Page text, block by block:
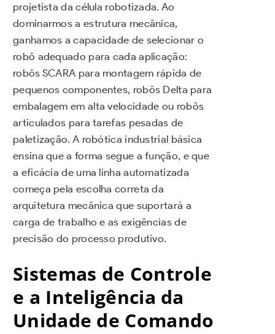
projetista da célula robotizada. Ao
dominarmos a estrutura mecânica,
ganhamos a capacidade de selecionar o
robô adequado para cada aplicação:
robôs SCARA para montagem rápida de
pequenos componentes, robôs Delta para
embalagem em alta velocidade ou robôs
articulados para tarefas pesadas de
paletização. A robótica industrial básica
ensina que a forma segue a função, e que
a eficácia de uma linha automatizada
começa pela escolha correta da
arquitetura mecânica que suportará a
carga de trabalho e as exigências de
precisão do processo produtivo.
Sistemas de Controle
e a Inteligência da
Unidade de Comando